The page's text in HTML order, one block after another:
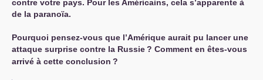
contre votre pays. Pour les Américains, cela s’apparente à
de la paranoïa.
Pourquoi pensez-vous que l’Amérique aurait pu lancer une
attaque surprise contre la Russie? Comment en êtes-vous
arrivé à cette conclusion ?